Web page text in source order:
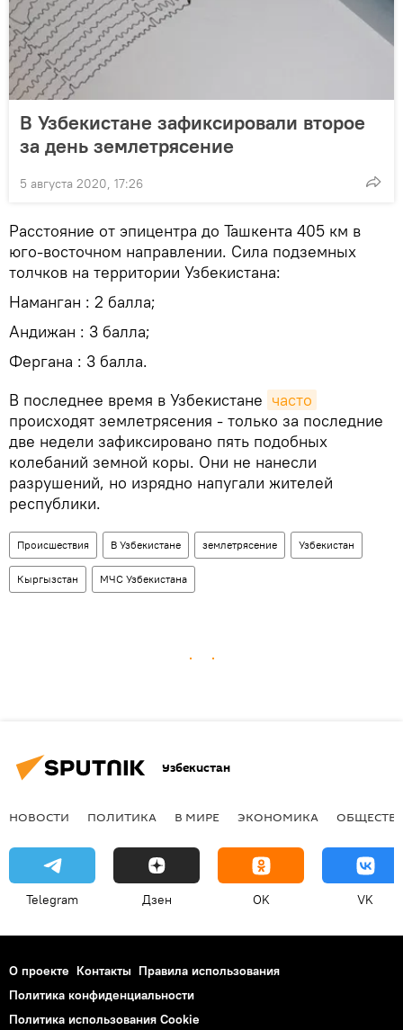
В Узбекистане зафиксировали второе
за день землетрясение
5 августа 2020, 17:26
Расстояние от эпицентра до Ташкента 405 км в
юго-восточном направлении. Сила подземных
толчков на территории Узбекистана:
Наманган : 2 балла;
Андижан : 3 балла;
Фергана : 3 балла.
В последнее время в Узбекистане часто
происходят землетрясения - только за последние
две недели зафиксировано пять подобных
колебаний земной коры. Они не нанесли
разрушений, но изрядно напугали жителей
республики.
Происшествия В Узбекистане землетрясение Узбекистан
Кыргызстан МЧС Узбекистана
Узбекистан
НОВОСТИ ПОЛИТИКА В МИРЕ ЭКОНОМИКА
Telegram Дзен OK VK
О проекте Контакты Правила использования
Политика конфиденциальности
Политика использования Cookie